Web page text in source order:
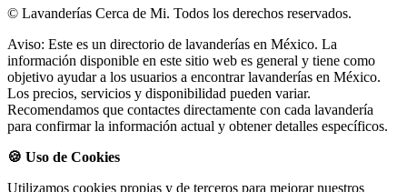
© Lavanderías Cerca de Mi. Todos los derechos reservados.
Aviso: Este es un directorio de lavanderías en México. La
información disponible en este sitio web es general y tiene como
objetivo ayudar a los usuarios a encontrar lavanderías en México.
Los precios, servicios y disponibilidad pueden variar.
Recomendamos que contactes directamente con cada lavandería
para confirmar la información actual y obtener detalles específicos.
🍪 Uso de Cookies
Utilizamos cookies propias y de terceros para mejorar nuestros